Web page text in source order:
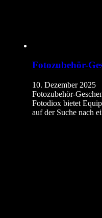
Fotozubehör-
10. Dezember 2025
Fotozubehör-
Fotodiox bietet
auf der Suche nach